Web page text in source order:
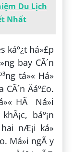
Du Lịch
Nhất
káº¿t há»£p
bay CÃ´n
tá»« Há»
Äáº£o.
HÃ Ná»i
báº¡n
nÆ¡i ká»
Má»i ngÃ y